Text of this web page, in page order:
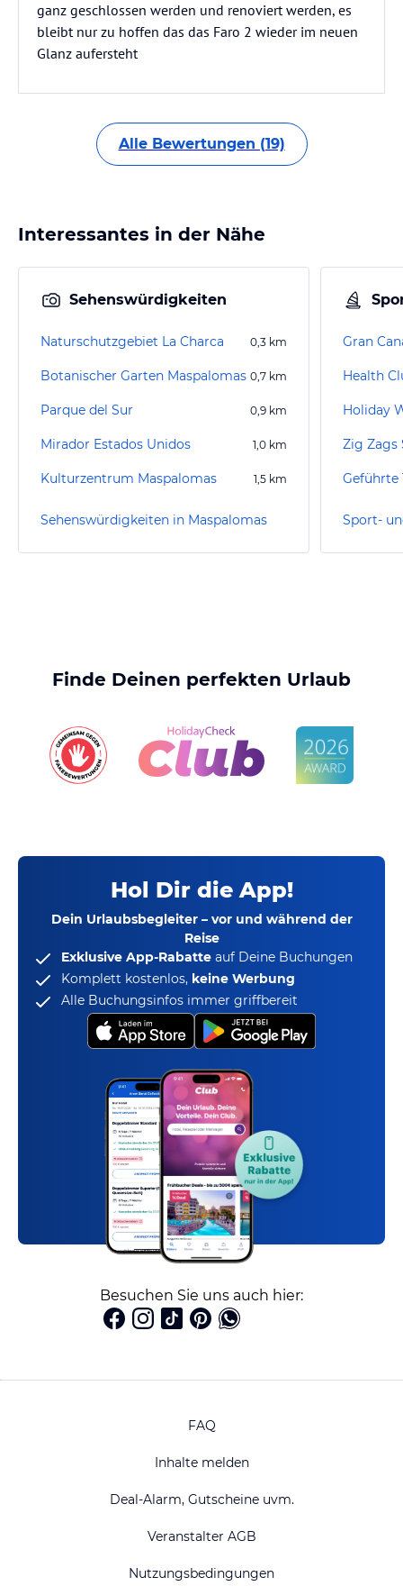
ganz geschlossen werden und renoviert werden, es
bleibt nur zu hoffen das das Faro 2 wieder im neuen
Glanz aufersteht
Alle Bewertungen (19)
Interessantes in der Nähe
Sehenswürdigkeiten
Naturschutzgebiet La Charca 0,3 km
Botanischer Garten Maspalomas 0,7 km
Parque del Sur 0,9 km
Mirador Estados Unidos 1,0 km
Kulturzentrum Maspalomas 1,5 km
Sehenswürdigkeiten in Maspalomas
Gran
Health
Holiday
Zig Zags
Geführte
Finde Deinen perfekten Urlaub
Hol Dir die App!
Dein Urlaubsbegleiter – vor und während der
Reise
Exklusive App-Rabatte auf Deine Buchungen
Komplett kostenlos, keine Werbung
Alle Buchungsinfos immer griffbereit
Besuchen Sie uns auch hier:
FAQ
Inhalte melden
Deal-Alarm, Gutscheine uvm.
Veranstalter AGB
Nutzungsbedingungen